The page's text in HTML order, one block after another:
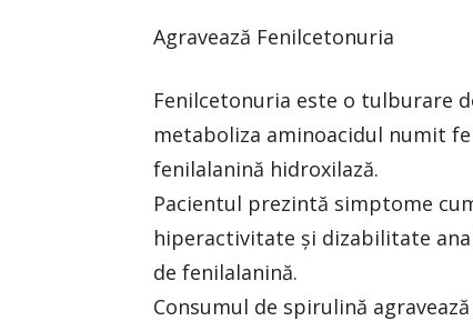
Agravează Fenilcetonuria
Fenilcetonuria este o tulburare
metaboliza aminoacidul numit
fenilalanină hidroxilază.
Pacientul prezintă simptome
hiperactivitate și dizabilitate
de fenilalanină.
Consumul de spirulină